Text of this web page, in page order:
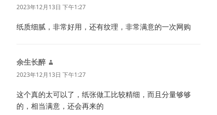
道：
2023年12月13日 下午1:27
纸质细腻，非常好用，还有纹理，非常满意的一次网购
余生长醉
道：
2023年12月13日 下午1:27
这个真的太可以了，纸张做工比较精细，而且分量够够
的，相当满意，还会再来的